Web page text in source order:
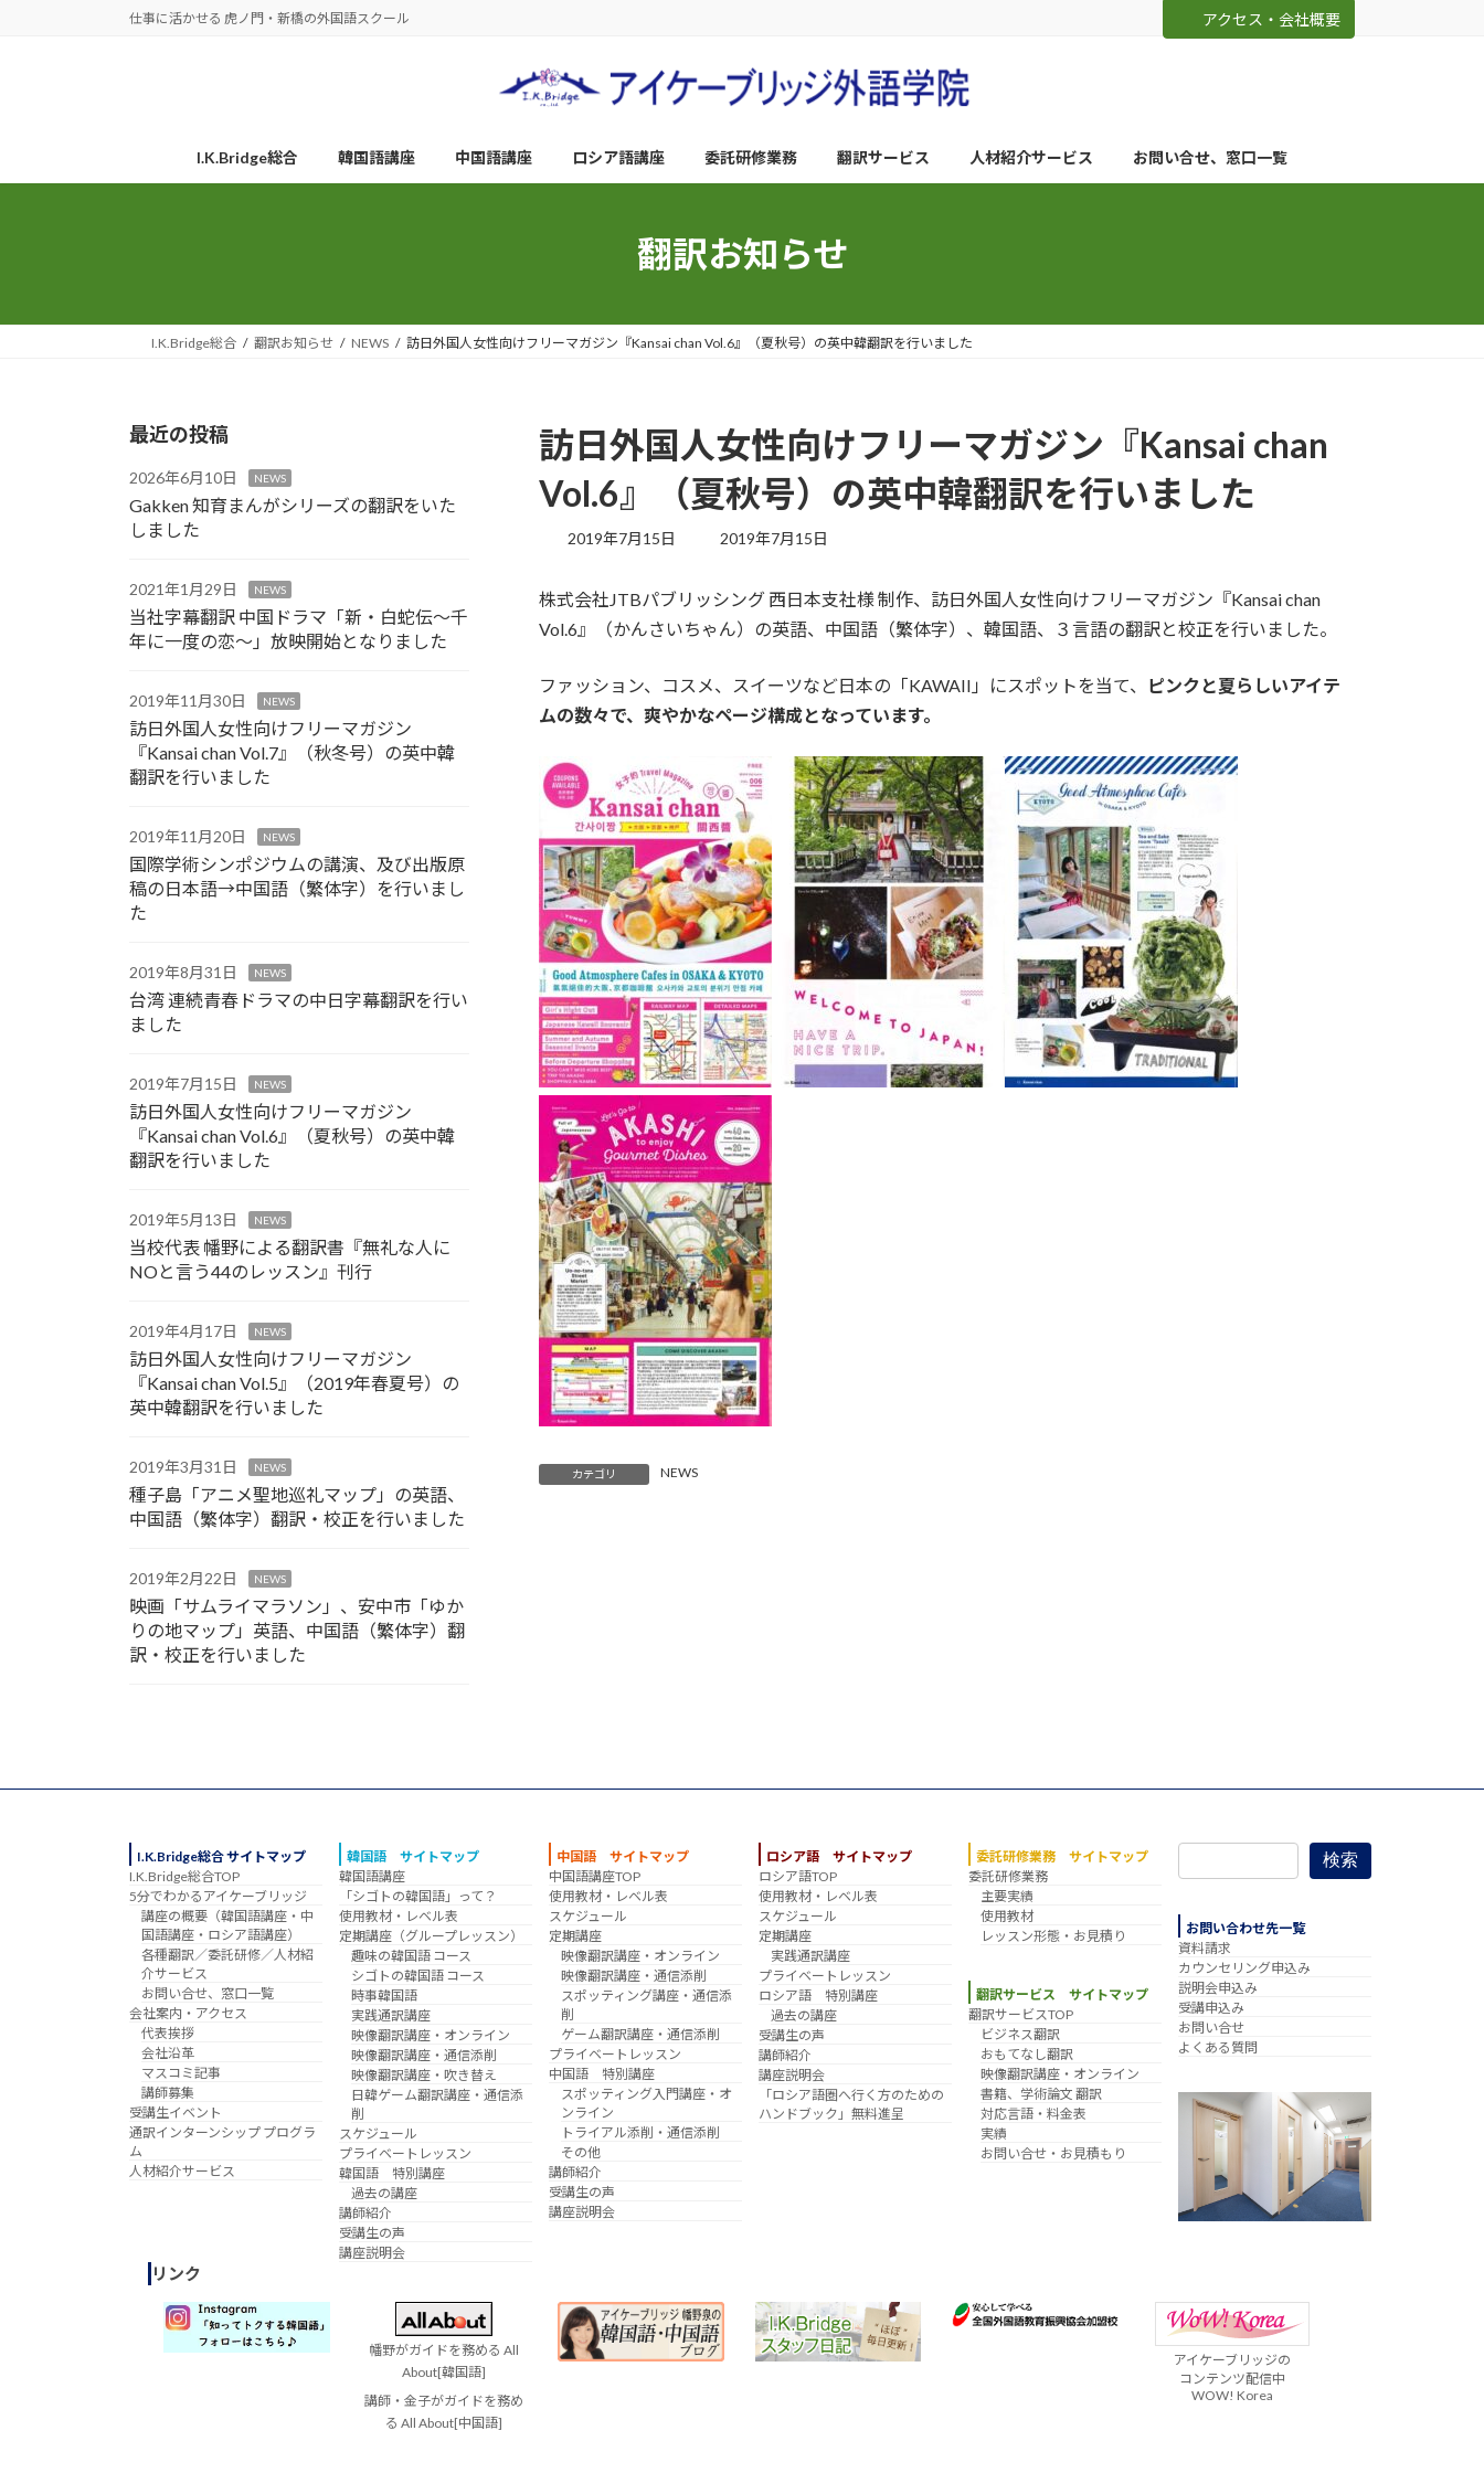
仕事に活かせる 虎ノ門・新橋の外国語スクール アクセス・会社概要
I.K.Bridge総合 韓国語講座 中国語講座 ロシア語講座 委託研修業務 翻訳サービス 人材紹介サービス お問い合せ、窓口一覧
翻訳お知らせ
I.K.Bridge総合 翻訳お知らせ NEWS 訪日外国人女性向けフリーマガジン『Kansai chan Vol.6』（夏秋号）の英中韓翻訳を行いました
訪日外国人女性向けフリーマガジン『Kansai chan
Vol.6』（夏秋号）の英中韓翻訳を行いました
2019年7月15日
最
新
日
2019年7月15日
株式会社JTBパブリッシング 西日本支社様 制作、訪日外国人女性向けフリーマガジン『Kansai chan
Vol.6』（かんさいちゃん）の英語、中国語（繁体字）、韓国語、３言語の翻訳と校正を行いました。
ファッション、コスメ、スイーツなど日本の「KAWAII」にスポットを当て、
ピンクと夏らしいアイテ
ムの数々で、爽やかなページ構成となっています。
カテゴリ NEWS
最近の投稿
2026年6月10日 NEWS
Gakken 知育まんがシリーズの翻訳をいた
しました
2021年1月29日 NEWS
当社字幕翻訳 中国ドラマ「新・白蛇伝～千
年に一度の恋～」放映開始となりました
2019年11月30日 NEWS
訪日外国人女性向けフリーマガジン
『Kansai chan Vol.7』（秋冬号）の英中韓
翻訳を行いました
2019年11月20日 NEWS
国際学術シンポジウムの講演、及び出版原
稿の日本語→中国語（繁体字）を行いまし
た
2019年8月31日 NEWS
台湾 連続青春ドラマの中日字幕翻訳を行い
ました
2019年7月15日 NEWS
訪日外国人女性向けフリーマガジン
『Kansai chan Vol.6』（夏秋号）の英中韓
翻訳を行いました
2019年5月13日 NEWS
当校代表 幡野による翻訳書『無礼な人に
NOと言う44のレッスン』刊行
2019年4月17日 NEWS
訪日外国人女性向けフリーマガジン
『Kansai chan Vol.5』（2019年春夏号）の
英中韓翻訳を行いました
2019年3月31日 NEWS
種子島「アニメ聖地巡礼マップ」の英語、
中国語（繁体字）翻訳・校正を行いました
2019年2月22日 NEWS
映画「サムライマラソン」、安中市「ゆか
りの地マップ」英語、中国語（繁体字）翻
訳・校正を行いました
I.K.Bridge総合 サイトマップ
I.K.Bridge総合TOP
5分でわかるアイケーブリッジ
講座の概要（韓国語講座・中
国語講座・ロシア語講座）
各種翻訳／委託研修／人材紹
介サービス
お問い合せ、窓口一覧
会社案内・アクセス
代表挨拶
会社沿革
マスコミ記事
講師募集
受講生イベント
通訳インターンシップ プログラ
ム
人材紹介サービス
韓国語 サイトマップ
韓国語講座
「シゴトの韓国語」って？
使用教材・レベル表
定期講座（グループレッスン）
趣味の韓国語 コース
シゴトの韓国語 コース
時事韓国語
実践通訳講座
映像翻訳講座・オンライン
映像翻訳講座・通信添削
映像翻訳講座・吹き替え
日韓ゲーム翻訳講座・通信添
削
スケジュール
プライベートレッスン
韓国語 特別講座
過去の講座
講師紹介
受講生の声
講座説明会
中国語 サイトマップ
中国語講座TOP
使用教材・レベル表
スケジュール
定期講座
映像翻訳講座・オンライン
映像翻訳講座・通信添削
スポッティング講座・通信添
削
ゲーム翻訳講座・通信添削
プライベートレッスン
中国語 特別講座
スポッティング入門講座・オ
ンライン
トライアル添削・通信添削
その他
講師紹介
受講生の声
講座説明会
ロシア語 サイトマップ
ロシア語TOP
使用教材・レベル表
スケジュール
定期講座
実践通訳講座
プライベートレッスン
ロシア語 特別講座
過去の講座
受講生の声
講師紹介
講座説明会
「ロシア語圏へ行く方のための
ハンドブック」無料進呈
委託研修業務 サイトマップ
委託研修業務
主要実績
使用教材
レッスン形態・お見積り
翻訳サービス サイトマップ
翻訳サービスTOP
ビジネス翻訳
おもてなし翻訳
映像翻訳講座・オンライン
書籍、学術論文 翻訳
対応言語・料金表
実績
お問い合せ・お見積もり
検索
お問い合わせ先一覧
資料請求
カウンセリング申込み
説明会申込み
受講申込み
お問い合せ
よくある質問
リンク
幡野がガイドを務める All
About[韓国語]
講師・金子がガイドを務め
る All About[中国語]
アイケーブリッジの
コンテンツ配信中
WOW! Korea